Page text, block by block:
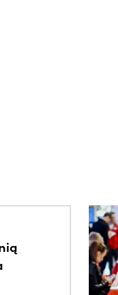
Tab lub przesuń